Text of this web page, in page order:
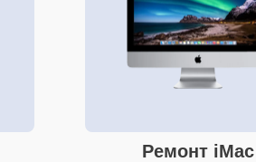
Ремонт iMac